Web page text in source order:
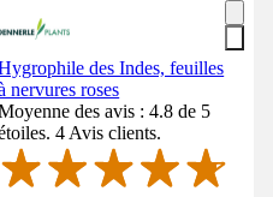
des Indes, feuilles
nervures roses
des avis : 4.8 de 5
4 Avis clients.